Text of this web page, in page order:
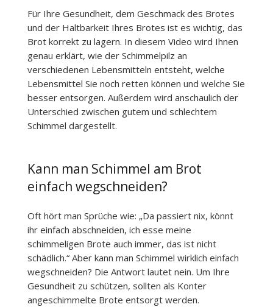
Für Ihre Gesundheit, dem Geschmack des Brotes
und der Haltbarkeit Ihres Brotes ist es wichtig, das
Brot korrekt zu lagern. In diesem Video wird Ihnen
genau erklärt, wie der Schimmelpilz an
verschiedenen Lebensmitteln entsteht, welche
Lebensmittel Sie noch retten können und welche Sie
besser entsorgen. Außerdem wird anschaulich der
Unterschied zwischen gutem und schlechtem
Schimmel dargestellt.
Kann man Schimmel am Brot
einfach wegschneiden?
Oft hört man Sprüche wie: „Da passiert nix, könnt
ihr einfach abschneiden, ich esse meine
schimmeligen Brote auch immer, das ist nicht
schädlich.“ Aber kann man Schimmel wirklich einfach
wegschneiden? Die Antwort lautet nein. Um Ihre
Gesundheit zu schützen, sollten als Konter
angeschimmelte Brote entsorgt werden.